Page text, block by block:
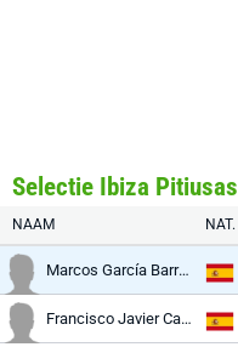
Selectie Ibiza Pitiusas
NAAM NAT.
Marcos García Barreno
Francisco Javier Cabezas